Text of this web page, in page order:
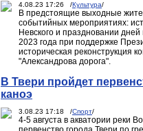
4.08.23 17:26 /Культура/
В предстоящие выходные
событийных мероприятиях:
Невского и праздновании
2023 года при поддержке
историческая реконструкция
"Александрова дорога".
В Твери пройдет
каноэ
3.08.23 17:18 /Спорт/
4-5 августа в акватории реки